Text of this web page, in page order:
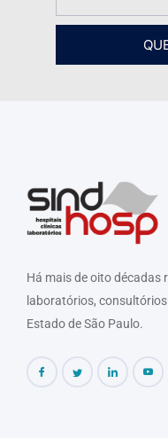
Há mais de oito décadas
laboratórios,
Estado de São Paulo.